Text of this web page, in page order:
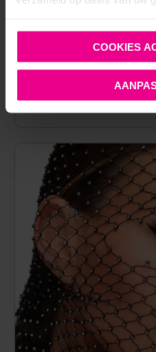
COOKIES
STRASS
Op
€